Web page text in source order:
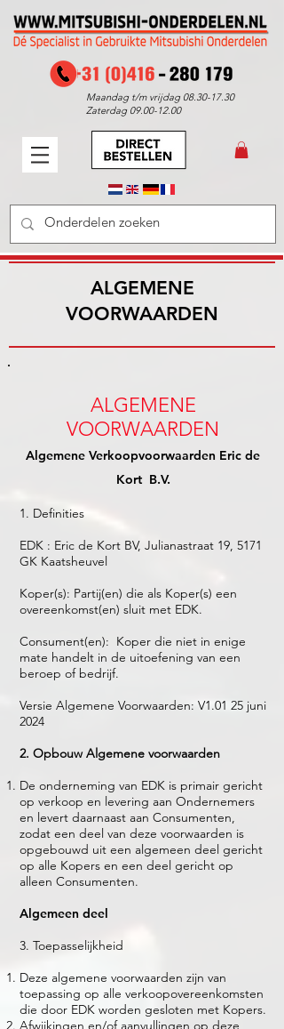
Maandag t/m vrijdag 08.30-17.30
Zaterdag 09.00-12.00
ALGEMENE
VOORWAARDEN
ALGEMENE
VOORWAARDEN
Algemene Verkoopvoorwaarden Eric de
Kort B.V.
1. Definities
EDK : Eric de Kort BV, Julianastraat 19, 5171
GK Kaatsheuvel
Koper(s): Partij(en) die als Koper(s) een
overeenkomst(en) sluit met EDK.
Consument(en): Koper die niet in enige
mate handelt in de uitoefening van een
beroep of bedrijf.
Versie Algemene Voorwaarden: V1.01 25 juni
2024
2. Opbouw Algemene voorwaarden
De onderneming van EDK is primair gericht
op verkoop en levering aan Ondernemers
en levert daarnaast aan Consumenten,
zodat een deel van deze voorwaarden is
opgebouwd uit een algemeen deel gericht
op alle Kopers en een deel gericht op
alleen Consumenten.
Algemeen deel
3. Toepasselijkheid
Deze algemene voorwaarden zijn van
toepassing op alle verkoopovereenkomsten
die door EDK worden gesloten met Kopers.
Afwijkingen en/of aanvullingen op deze